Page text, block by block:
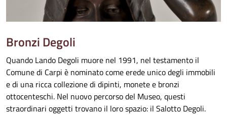
Bronzi Degoli
Quando Lando Degoli muore nel 1991, nel testamento il
Comune di Carpi è nominato come erede unico degli immobili
e di una ricca collezione di dipinti, monete e bronzi
ottocenteschi. Nel nuovo percorso del Museo, questi
straordinari oggetti trovano il loro spazio: il Salotto Degoli.